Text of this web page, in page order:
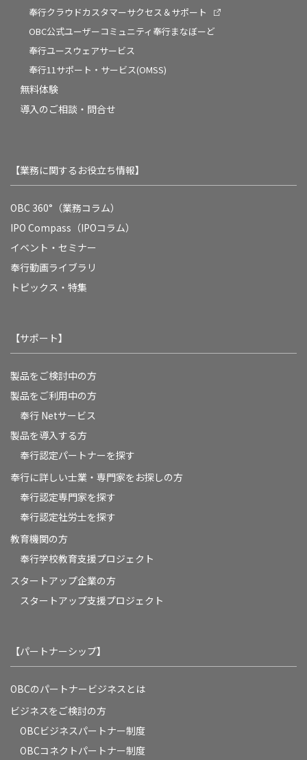
奉行クラウドカスタマーサクセス＆サポート
OBC公式ユーザーコミュニティ奉行まなぼーど
奉行ユースウェアサービス
奉行11サポート・サービス(OMSS)
無料体験
導入のご相談・問合せ
【業務に関するお役立ち情報】
OBC 360°（業務コラム）
IPO Compass（IPOコラム）
イベント・セミナー
奉行動画ライブラリ
トピックス・特集
【サポート】
製品をご検討中の方
製品をご利用中の方
奉行 Netサービス
製品を導入する方
奉行認定パートナーを探す
奉行に詳しい士業・専門家をお探しの方
奉行認定専門家を探す
奉行認定社労士を探す
教育機関の方
奉⾏学校教育⽀援プロジェクト
スタートアップ企業の方
スタートアップ支援プロジェクト
【パートナーシップ】
OBCのパートナービジネスとは
ビジネスをご検討の方
OBCビジネスパートナー制度
OBCコネクトパートナー制度